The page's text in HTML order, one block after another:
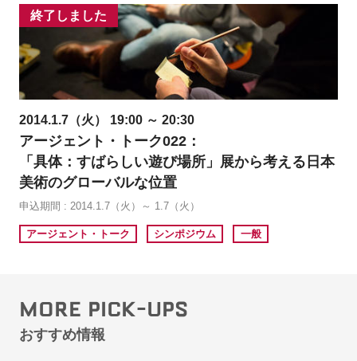
終了しました
2014.1.7（火） 19:00 ～ 20:30
アージェント・トーク022：
「具体：すばらしい遊び場所」展から考える日本
美術のグローバルな位置
申込期間 : 2014.1.7（火）～ 1.7（火）
アージェント・トーク シンポジウム 一般
MORE PICK-UPS
おすすめ情報